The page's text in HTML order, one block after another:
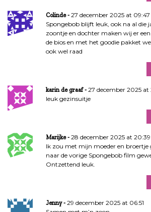
Colinde
27 december 2025 at 09:47
Spongebob blijft leuk, ook na al die
zoontje en dochter maken wij er
de bios en met het goodie pakket
ook wel raad
karin de graaf
27 december 2025 at
leuk gezinsuitje
Marijke
28 december 2025 at 20:39
Ik zou met mijn moeder en broertje
naar de vorige Spongebob film
Ontzettend leuk.
Jenny
29 december 2025 at 06:51